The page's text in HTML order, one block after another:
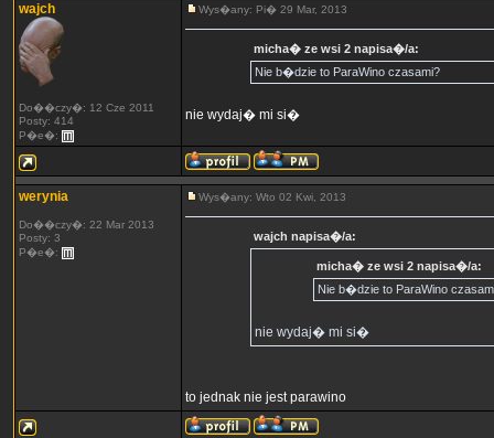
wajch
Do��czy�: 12 Cze 2011
Posty: 414
P�e�:
Wys�any: Pi� 29 Mar, 2013
micha� ze wsi 2 napisa�/a:
Nie b�dzie to ParaWino czasami?
nie wydaj� mi si�
werynia
Do��czy�: 22 Mar 2013
Posty: 3
P�e�:
Wys�any: Wto 02 Kwi, 2013
wajch napisa�/a:
micha� ze wsi 2 napisa�/a:
Nie b�dzie to ParaWino
nie wydaj� mi si�
to jednak nie jest parawino